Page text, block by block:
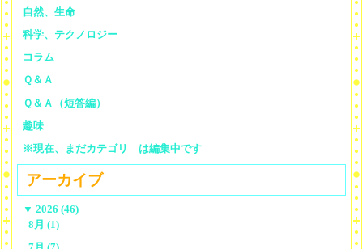
自然、生命
科学、テクノロジー
コラム
Ｑ＆Ａ
Ｑ＆Ａ（短答編）
趣味
※現在、まだカテゴリ—は編集中です
アーカイブ
▼ 2026 (46)
8月 (1)